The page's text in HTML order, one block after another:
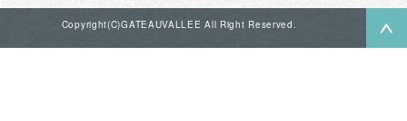
Copyright(C)GATEAUVALLEE All Right Reserved.